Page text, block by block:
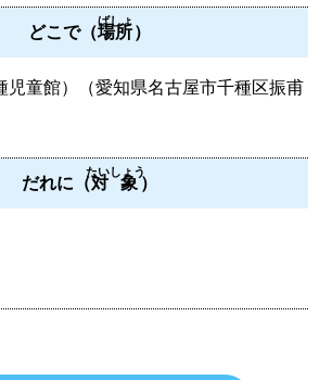
どこで（場所
ばしょ
）
児童館）（愛知県名古屋市千種区振甫
だれに（対象
たいしょう
）